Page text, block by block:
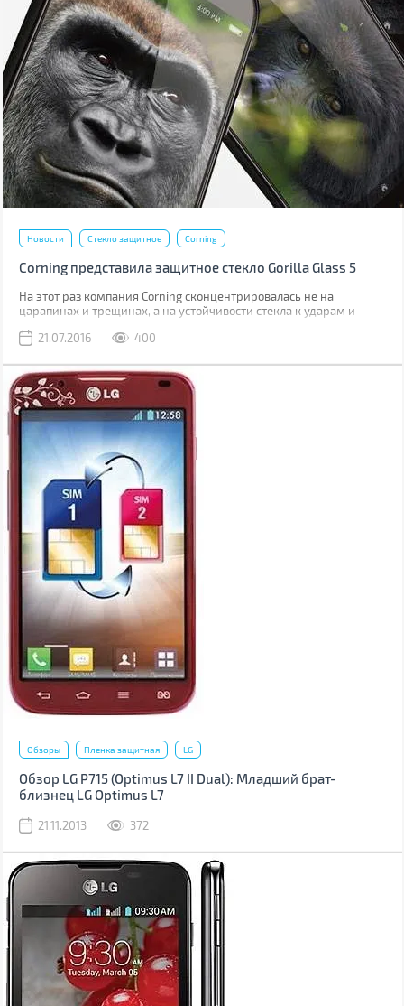
Новости Стекло защитное Corning
Corning представила защитное стекло Gorilla Glass 5
На этот раз компания Corning сконцентрировалась не на
царапинах и трещинах, а на устойчивости стекла к ударам и
21.07.2016
400
Обзоры Пленка защитная LG
Обзор LG P715 (Optimus L7 II Dual): Младший брат-
близнец LG Optimus L7
21.11.2013 372